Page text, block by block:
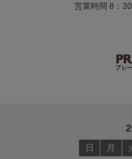
営業時間 8：
日 月